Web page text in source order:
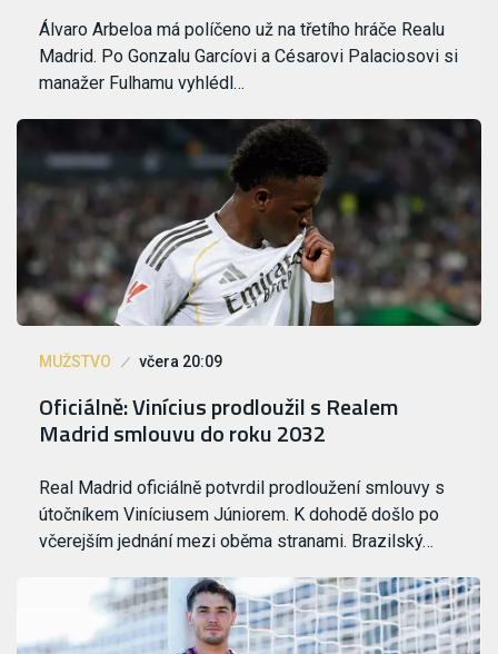
Álvaro Arbeloa má políčeno už na třetího hráče Realu
Madrid. Po Gonzalu Garcíovi a Césarovi Palaciosovi si
manažer Fulhamu vyhlédl…
MUŽSTVO včera 20:09
Oficiálně: Vinícius prodloužil s Realem
Madrid smlouvu do roku 2032
Real Madrid oficiálně potvrdil prodloužení smlouvy s
útočníkem Viníciusem Júniorem. K dohodě došlo po
včerejším jednání mezi oběma stranami. Brazilský…